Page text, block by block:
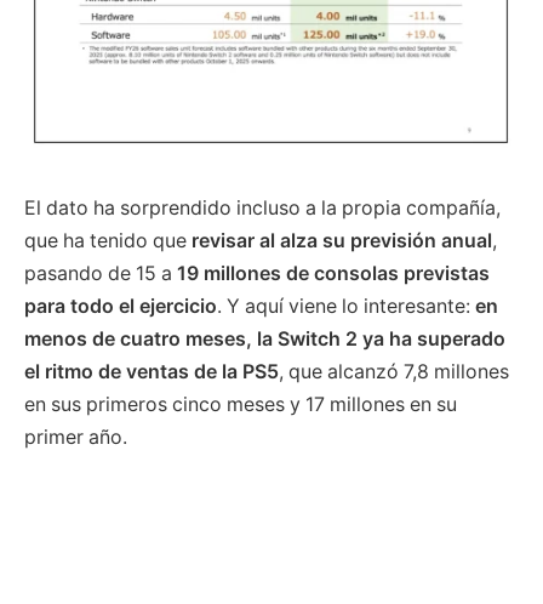
El dato ha sorprendido incluso a la propia compañía,
que ha tenido que revisar al alza su previsión anual,
pasando de 15 a 19 millones de consolas previstas
para todo el ejercicio. Y aquí viene lo interesante: en
menos de cuatro meses, la Switch 2 ya ha superado
el ritmo de ventas de la PS5, que alcanzó 7,8 millones
en sus primeros cinco meses y 17 millones en su
primer año.